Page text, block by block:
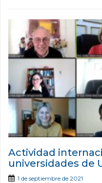
Actividad
universidades de
1 de septiembre de 2021